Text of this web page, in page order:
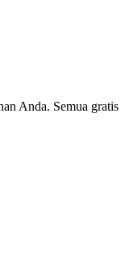
Anda. Semua gratis